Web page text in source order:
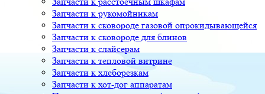
Запчасти к рукомойникам
Запчасти к сковороде газовой опрокидывающейся
Запчасти к сковороде для блинов
Запчасти к слайсерам
Запчасти к тепловой витрине
Запчасти к хлеборезкам
Запчасти к хот-дог аппаратам